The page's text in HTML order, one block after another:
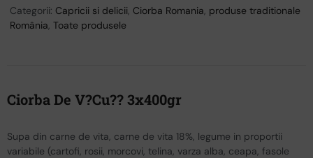
Categorii: Capricii si delicii Ciorba Romania produse traditionale
România ,Toate produsele
Ciorba De V?cu?? 3x400gr
Supa din carne de vita, carne de vita 18%, legume in proportii
variabile (cartofi, rosii, morcovi, telina, varza alba, ceapa, fasole